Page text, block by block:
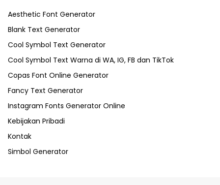
Aesthetic Font Generator
Blank Text Generator
Cool Symbol Text Generator
Cool Symbol Text Warna di WA, IG, FB dan TikTok
Copas Font Online Generator
Fancy Text Generator
Instagram Fonts Generator Online
Kebijakan Pribadi
Kontak
Simbol Generator